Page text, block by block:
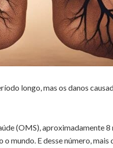
longo, mas os danos
(OMS), aproximadamente
mundo. E desse número,